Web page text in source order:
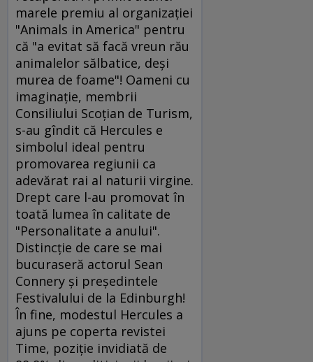
marele premiu al organizaţiei
"Animals in America" pentru
că "a evitat să facă vreun rău
animalelor sălbatice, deşi
murea de foame"! Oameni cu
imaginaţie, membrii
Consiliului Scoţian de Turism,
s-au gîndit că Hercules e
simbolul ideal pentru
promovarea regiunii ca
adevărat rai al naturii virgine.
Drept care l-au promovat în
toată lumea în calitate de
"Personalitate a anului".
Distincţie de care se mai
bucuraseră actorul Sean
Connery şi preşedintele
Festivalului de la Edinburgh!
În fine, modestul Hercules a
ajuns pe coperta revistei
Time, poziţie invidiată de